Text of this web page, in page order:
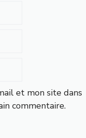
et mon site dans
commentaire.